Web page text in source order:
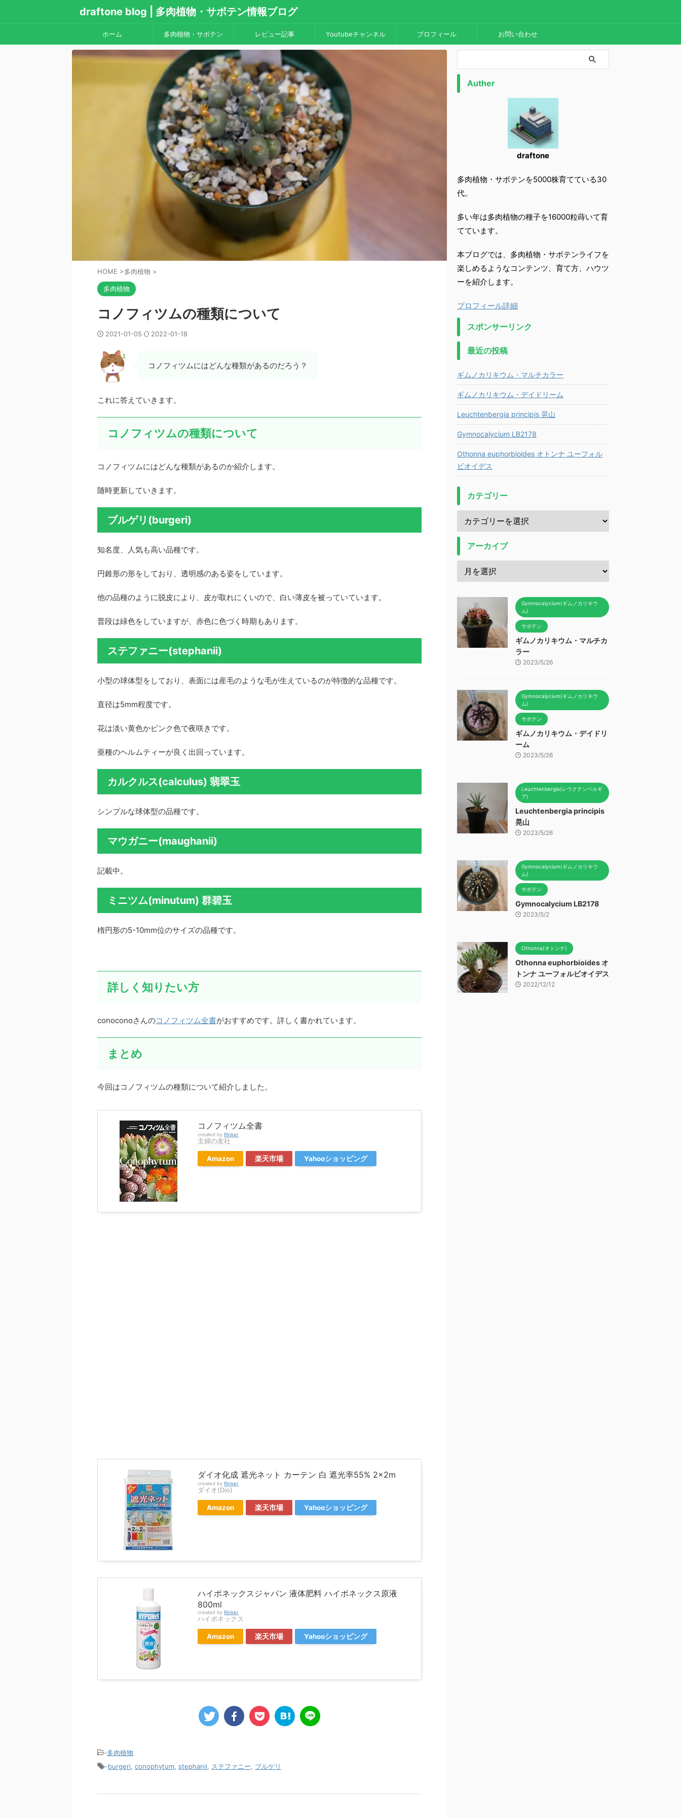
draftone blog | 多肉植物・サボテン情報ブログ
ホーム 多肉植物・サボテン レビュー記事 Youtubeチャンネル プロフィール お問い合わせ
HOME >多肉植物 >
多肉植物
コノフィツムの種類について
2021-01-05 2022-01-18
コノフィツムにはどんな種類があるのだろう？
これに答えていきます。
コノフィツムの種類について
コノフィツムにはどんな種類があるのか紹介します。
随時更新していきます。
ブルゲリ(burgeri)
知名度、人気も高い品種です。
円錐形の形をしており、透明感のある姿をしています。
他の品種のように脱皮により、皮が取れにくいので、白い薄皮を被っていています。
普段は緑色をしていますが、赤色に色づく時期もあります。
ステファニー(stephanii)
小型の球体型をしており、表面には産毛のような毛が生えているのが特徴的な品種です。
直径は5mm程度です。
花は淡い黄色かピンク色で夜咲きです。
亜種のヘルムティーが良く出回っています。
カルクルス(calculus) 翡翠玉
シンプルな球体型の品種です。
マウガニー(maughanii)
記載中。
ミニツム(minutum) 群碧玉
楕円形の5-10mm位のサイズの品種です。
詳しく知りたい方
conoconoさんのコノフィツム全書がおすすめです。詳しく書かれています。
まとめ
今回はコノフィツムの種類について紹介しました。
コノフィツム全書
created by Rinker
主婦の友社
Amazon 楽天市場 Yahooショッピング
ダイオ化成 遮光ネット カーテン 白 遮光率55% 2×2m
created by Rinker
ダイオ(Dio)
Amazon 楽天市場 Yahooショッピング
ハイポネックスジャパン 液体肥料 ハイポネックス原液
800ml
created by Rinker
ハイポネックス
Amazon 楽天市場 Yahooショッピング
-多肉植物
-burgeri conophytum stephanii ステファニー ブルゲリ
Auther
draftone
多肉植物・サボテンを5000株育てている30
代。
多い年は多肉植物の種子を16000粒蒔いて育
てています。
本ブログでは、多肉植物・サボテンライフを
楽しめるようなコンテンツ、育て方、ハウツ
ーを紹介します。
プロフィール詳細
スポンサーリンク
最近の投稿
ギムノカリキウム・マルチカラー
ギムノカリキウム・デイドリーム
Leuchtenbergia principis 晃山
Gymnocalycium LB2178
Othonna euphorbioides オトンナ ユーフォル
ビオイデス
カテゴリー
アーカイブ
Gymnocalycium(ギムノカリキウ
ム)
サボテン
ギムノカリキウム・マルチカ
ラー
2023/5/26
Gymnocalycium(ギムノカリキウ
ム)
サボテン
ギムノカリキウム・デイドリ
ーム
2023/5/26
Leuchtenbergia(レウクテンベルギ
ア)
Leuchtenbergia principis
晃山
2023/5/26
Gymnocalycium(ギムノカリキウ
ム)
サボテン
Gymnocalycium LB2178
2023/5/2
Othonna(オトンナ)
Othonna euphorbioides オ
トンナ ユーフォルビオイデス
2022/12/12